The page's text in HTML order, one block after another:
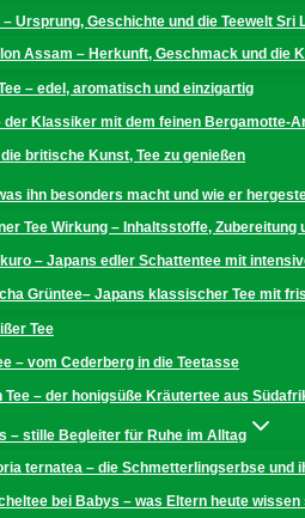
– Ursprung, Geschichte und die Teewelt Sri
Assam – Herkunft, Geschmack und die
– edel, aromatisch und einzigartig
der Klassiker mit dem feinen Bergamotte-
die britische Kunst, Tee zu genießen
ihn besonders macht und wie er
Tee Wirkung – Inhaltsstoffe, Zubereitung
– Japans edler Schattentee mit
Grüntee– Japans klassischer Tee mit
Tee
– vom Cederberg in die Teetasse
Tee – der honigsüße Kräutertee aus
– stille Begleiter für Ruhe im Alltag
ternatea – die Schmetterlingserbse und
bei Babys – was Eltern heute wissen